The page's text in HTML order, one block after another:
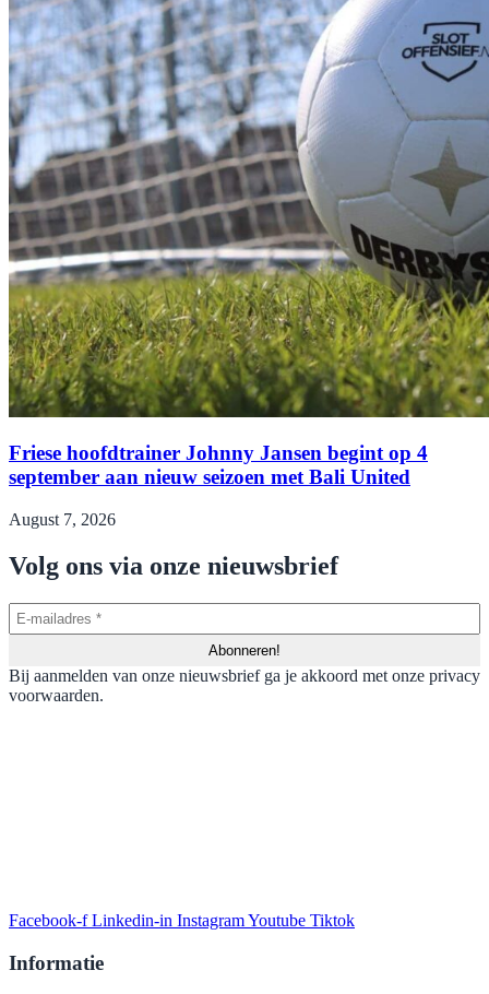
Friese hoofdtrainer Johnny Jansen begint op 4
september aan nieuw seizoen met Bali United
August 7, 2026
Volg ons via onze nieuwsbrief
Bij aanmelden van onze nieuwsbrief ga je akkoord met onze privacy
voorwaarden.
Facebook-f Linkedin-in InstagramYoutube Tiktok
Informatie